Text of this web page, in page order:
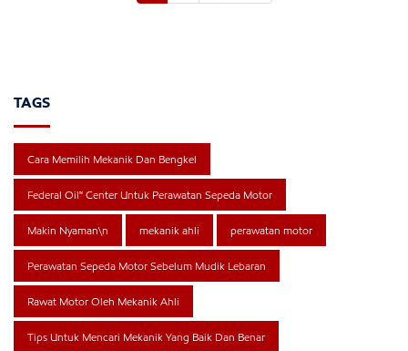
TAGS
Cara Memilih Mekanik Dan Bengkel
Federal Oil™ Center Untuk Perawatan Sepeda Motor
Makin Nyaman\n mekanik ahli perawatan motor
Perawatan Sepeda Motor Sebelum Mudik Lebaran
Rawat Motor Oleh Mekanik Ahli
Tips Untuk Mencari Mekanik Yang Baik Dan Benar